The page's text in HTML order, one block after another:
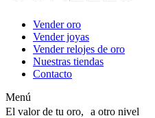
Vender oro
Vender joyas
Vender relojes de oro
Nuestras tiendas
Contacto
Menú
El valor de tu oro, a otro nivel